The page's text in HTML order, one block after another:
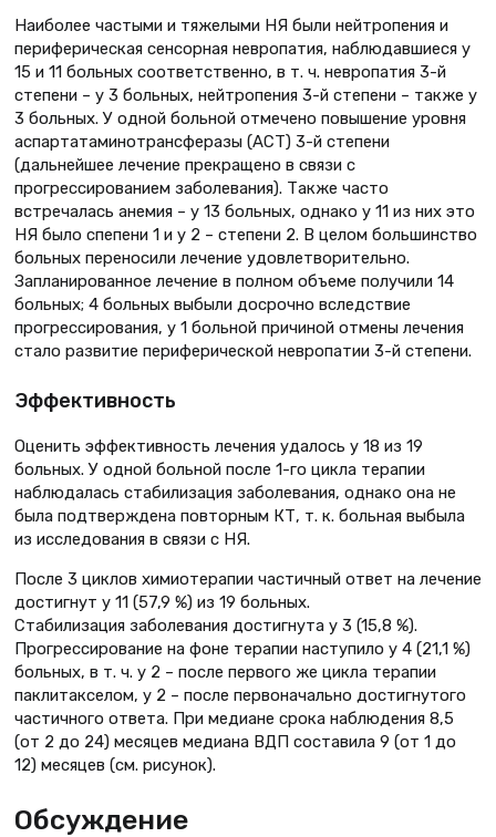
Наиболее частыми и тяжелыми НЯ были нейтропения и
периферическая сенсорная невропатия, наблюдавшиеся у
15 и 11 больных соответственно, в т. ч. невропатия 3-й
степени – у 3 больных, нейтропения 3-й степени – также у
3 больных. У одной больной отмечено повышение уровня
аспартатаминотрансферазы (АСТ) 3-й степени
(дальнейшее лечение прекращено в связи с
прогрессированием заболевания). Также часто
встречалась анемия – у 13 больных, однако у 11 из них это
НЯ было спепени 1 и у 2 – степени 2. В целом большинство
больных переносили лечение удовлетворительно.
Запланированное лечение в полном объеме получили 14
больных; 4 больных выбыли досрочно вследствие
прогрессирования, у 1 больной причиной отмены лечения
стало развитие периферической невропатии 3-й степени.
Эффективность
Оценить эффективность лечения удалось у 18 из 19
больных. У одной больной после 1-го цикла терапии
наблюдалась стабилизация заболевания, однако она не
была подтверждена повторным КТ, т. к. больная выбыла
из исследования в связи с НЯ.
После 3 циклов химиотерапии частичный ответ на лечение
достигнут у 11 (57,9 %) из 19 больных.
Стабилизация заболевания достигнута у 3 (15,8 %).
Прогрессирование на фоне терапии наступило у 4 (21,1 %)
больных, в т. ч. у 2 – после первого же цикла терапии
паклитакселом, у 2 – после первоначально достигнутого
частичного ответа. При медиане срока наблюдения 8,5
(от 2 до 24) месяцев медиана ВДП составила 9 (от 1 до
12) месяцев (см. рисунок).
Обсуждение